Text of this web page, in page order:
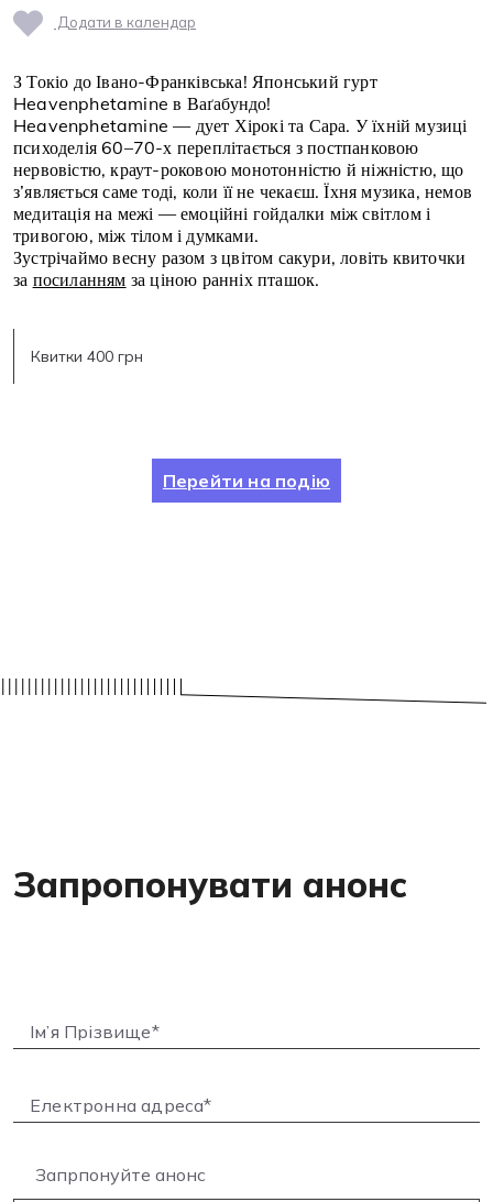
Додати в календар
З Токіо до Івано-Франківська! Японський гурт
Heavenphetamine в Ваґабундо!
Heavenphetamine — дует Хірокі та Сара. У їхній музиці
психоделія 60–70-х переплітається з постпанковою
нервовістю, краут-роковою монотонністю й ніжністю, що
з’являється саме тоді, коли її не чекаєш. Їхня музика, немов
медитація на межі — емоційні гойдалки між світлом і
тривогою, між тілом і думками.
Зустрічаймо весну разом з цвітом сакури, ловіть квиточки
за посиланням за ціною ранніх пташок.
Квитки 400 грн
Перейти на подію
Запропонувати анонс
Запрпонуйте анонс